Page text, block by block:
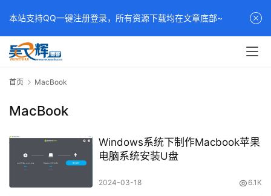
首页 MacBook
MacBook
Windows系统下制作Macbook苹果
电脑系统安装U盘
2024-03-18 6.1K
本站支持QQ一键注册登录，所有资源下载均在文章底部~